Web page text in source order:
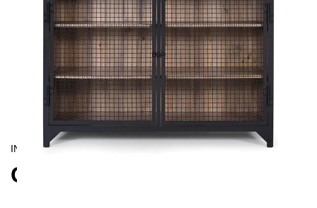
INDUSTRIAL
CLATRI II SIDEBOARD